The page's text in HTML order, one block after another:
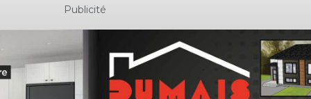
Publicité